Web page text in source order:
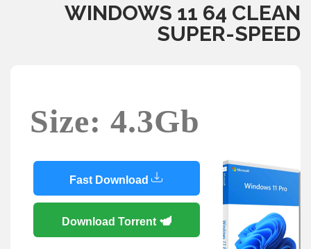
WINDOWS 11 64 CLEAN
SUPER-SPEED
Size: 4.3Gb